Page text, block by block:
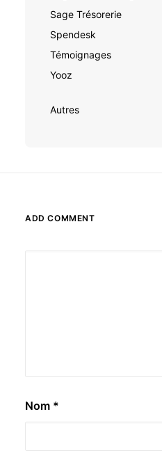
Sage Trésorerie
Spendesk
Témoignages
Yooz
Autres
ADD COMMENT
Nom *